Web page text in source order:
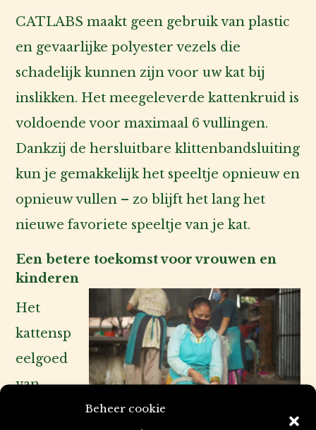
Beheer cookie
CATLABS maakt geen gebruik van plastic
en gevaarlijke polyester vezels die
schadelijk kunnen zijn voor uw kat bij
inslikken. Het meegeleverde kattenkruid is
voldoende voor maximaal 6 vullingen.
Dankzij de hersluitbare klittenbandsluiting
kun je gemakkelijk het speeltje opnieuw en
opnieuw vullen – zo blijft het lang het
nieuwe favoriete speeltje van je kat.
Een betere toekomst voor vrouwen en
kinderen
Het
kattensp
eelgoed
van